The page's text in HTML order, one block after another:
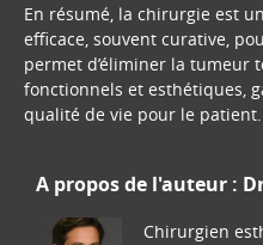
En résumé, la chirurgie est
efficace, souvent curative,
permet d’éliminer la tumeur
fonctionnels et esthétiques,
qualité de vie pour le patient.
A propos de l'auteur :
Chirurgien